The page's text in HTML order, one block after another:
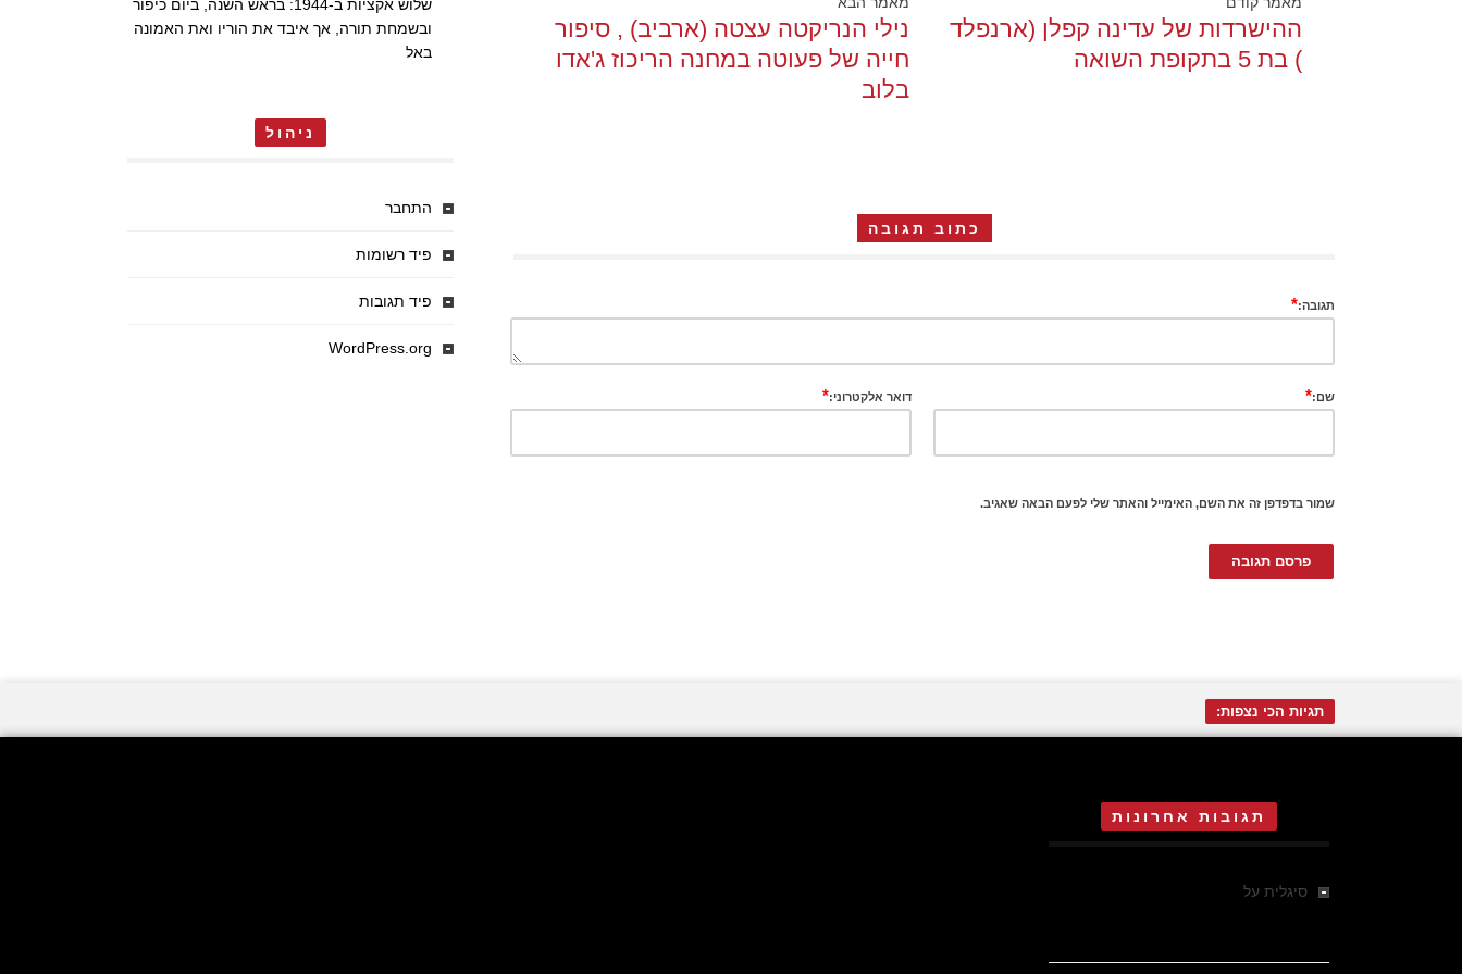
ההישרדות של עדינה קפלן (ארנפלד
) בת 5 בתקופת השואה
נילי הנריקטה עצטה (ארביב) , סיפור
חייה של פעוטה במחנה הריכוז ג'אדו
בלוב
כתוב תגובה
תגובה:*
שם:* דואר אלקטרוני:*
שמור בדפדפן זה את השם, האימייל והאתר שלי לפעם הבאה שאגיב.
שלוש אקציות ב-1944: בראש השנה, ביום כיפור
ובשמחת תורה, אך איבד את הוריו ואת האמונה
באל
ניהול
התחבר
פיד רשומות
פיד תגובות
WordPress.org
תגיות הכי נצפות:
תגובות אחרונות
סיגלית על